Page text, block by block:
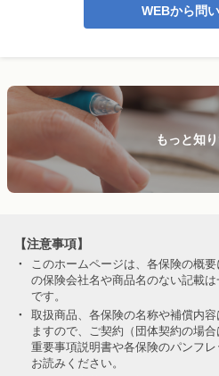
WEBから問
もっと知
【注意事項】
・
このホームページは、各保険の概
の保険会社名や商品名のない記載
です。
・
取扱商品、各保険の名称や補償内
ますので、ご契約（団体契約の場
重要事項説明書や各保険のパンフ
お読みください。